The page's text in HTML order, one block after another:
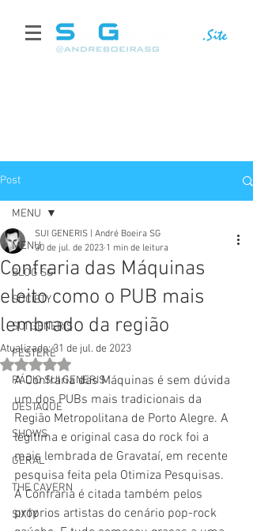
Post
MENU
BLOG SG
SOCIETY
SUI GENERIS
FESTERÊ
RÁDIO SUI GENERIS
DESTAQUE
SHOWS
GERAL
THE CAVERN
SIXTY
MENU
Confraria das Máquinas
eleito como o PUB mais
lembrado da região
SUI GENERIS | André Boeira SG
30 de jul. de 2023 1 min de leitura
Atualizado:31 de jul. de 2023
Avaliado com NaN de 5 estrelas.
A Confraria das Máquinas é sem dúvida
um dos PUBs mais tradicionais da
Região Metropolitana de Porto Alegre. A
legítima e original casa do rock foi a
mais lembrada de Gravataí, em recente
pesquisa feita pela Otimiza Pesquisas.
A Confraria é citada também pelos
próprios artistas do cenário pop-rock